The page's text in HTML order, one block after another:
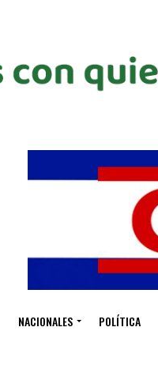
NACIONALES POLÍTICA